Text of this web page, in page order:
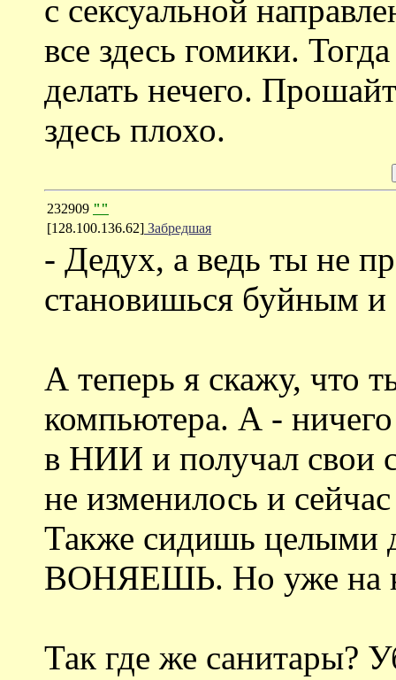
с сексуальной
все здесь гомики.
делать нечего.
здесь плохо.
232909 ""
[128.100.136.62] Забредшая
- Дедух, а ведь ты не
становишься буйным и
А теперь я скажу, что
компьютера. А -
в НИИ и получал свои
не изменилось и
Также сидишь целыми
ВОНЯЕШЬ. Но уже на
Так где же санитары?